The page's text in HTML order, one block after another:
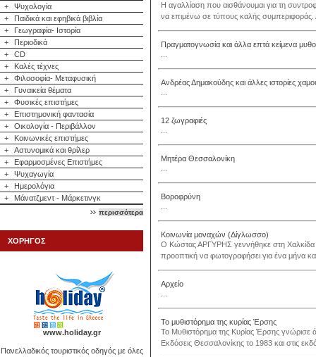
+
Ψυχολογία
+
Παιδικά και εφηβικά βιβλία
+
Γεωγραφία- Ιστορία
+
Περιοδικά
+
CD
+
Καλές τέχνες
+
Φιλοσοφία- Μεταφυσική
+
Γυναικεία θέματα
+
Φυσικές επιστήμες
+
Επιστημονική φαντασία
+
Οικολογία - Περιβάλλον
+
Κοινωνικές επιστήμες
+
Αστυνομικά και θρίλερ
+
Εφαρμοσμένες Επιστήμες
+
Ψυχαγωγία
+
Ημερολόγια
+
Μάνατζμεντ - Μάρκετινγκ
περισσότερα
ΧΟΡΗΓΟΣ
www.holiday.gr
Πανελλαδικός τουριστικός οδηγός με όλες
H αγαλλίαση που αισθάνουμαι για τη
να επιμένω σε τύπους καλής
Πραγματογνωσία και άλλα επτά κείμενα
Ανδρέας Δημακούδης και άλλες ιστορίες
12 ζωγραφιές
Μητέρα Θεσσαλονίκη
Βοροφρύνη
Κοινωνία μοναχών (Δίγλωσσο)
Ο Κώστας ΑΡΓΥΡΗΣ γεννήθηκε στη Χαλκίδα
προοπτική να φωτογραφήσει για ένα μήνα
Αρχείο
Το μυθιστόρημα της κυρίας Έρσης
Το Μυθιστόρημα της Κυρίας Έρσης γνώρισε
Εκδόσεις Θεσσαλονίκης το 1983 και στις